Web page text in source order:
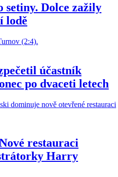
setiny. Dolce zažily
lodě
účastník
po dvaceti letech
restauraci
Harry